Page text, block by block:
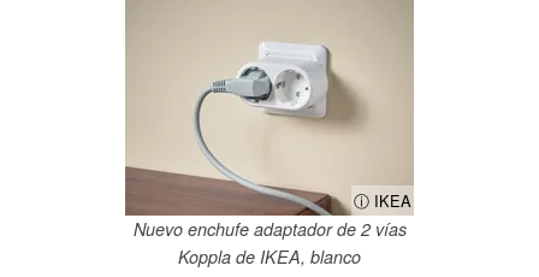
ⓘ IKEA
Nuevo enchufe adaptador de 2 vías
Koppla de IKEA, blanco